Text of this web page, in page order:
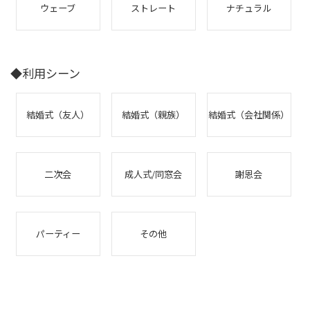
ウェーブ ストレート ナチュラル
◆利用シーン
結婚式（友人） 結婚式（親族） 結婚式（会社関係）
二次会 成人式/同窓会 謝恩会
パーティー その他